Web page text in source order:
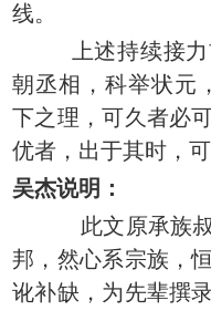
线。
上述持续接力前
朝丞相，科举状元
下之理，可久者必
优者，出于其时，
吴杰说明：
此文原承族叔称
邦，然心系宗族，
讹补缺，为先辈撰